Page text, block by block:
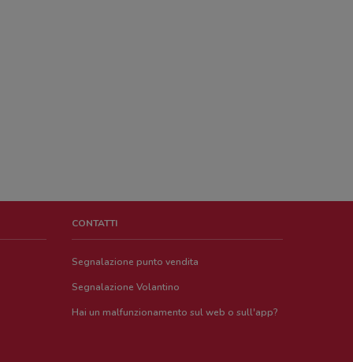
CONTATTI
Segnalazione punto vendita
Segnalazione Volantino
Hai un malfunzionamento sul web o sull'app?